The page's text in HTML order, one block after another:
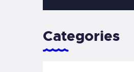
Categories